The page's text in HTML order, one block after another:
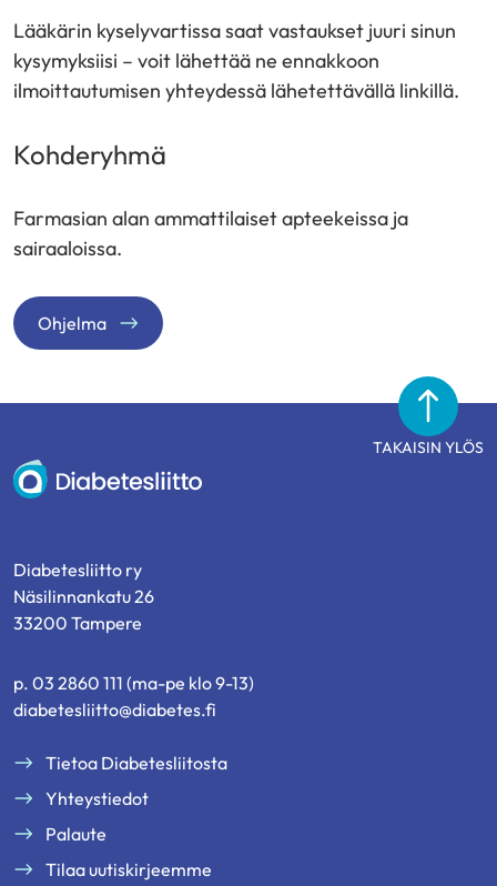
Lääkärin kyselyvartissa saat vastaukset juuri sinun
kysymyksiisi – voit lähettää ne ennakkoon
ilmoittautumisen yhteydessä lähetettävällä linkillä.
Kohderyhmä
Farmasian alan ammattilaiset apteekeissa ja
sairaaloissa.
Ohjelma
TAKAISIN YLÖS
Diabetesliitto
Diabetesliitto ry
Näsilinnankatu 26
33200 Tampere
p. 03 2860 111 (ma-pe klo 9-13)
diabetesliitto@diabetes.fi
Tietoa Diabetesliitosta
Yhteystiedot
Palaute
Tilaa uutiskirjeemme